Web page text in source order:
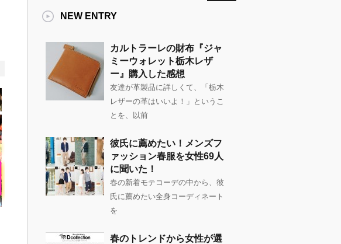
NEW ENTRY
カルトラーレの財布『ジャ
ミーウォレット栃木レザ
ー』購入した感想
友達が革製品に詳しくて、「栃木
レザーの革はいいよ！」というこ
とを、以前
彼氏に薦めたい！メンズフ
ァッション春服を女性69人
に聞いた！
春の新着モテコーデの中から、彼
氏に薦めたい全身コーディネート
を
春のトレンドから女性が選